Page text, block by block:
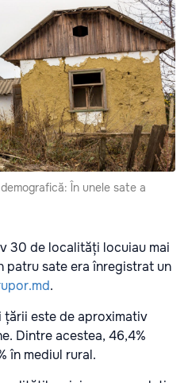
În unele sate a
30 de localități locuiau mai
patru sate era înregistrat un
.
este de aproximativ
Dintre acestea, 46,4%
în mediul rural.